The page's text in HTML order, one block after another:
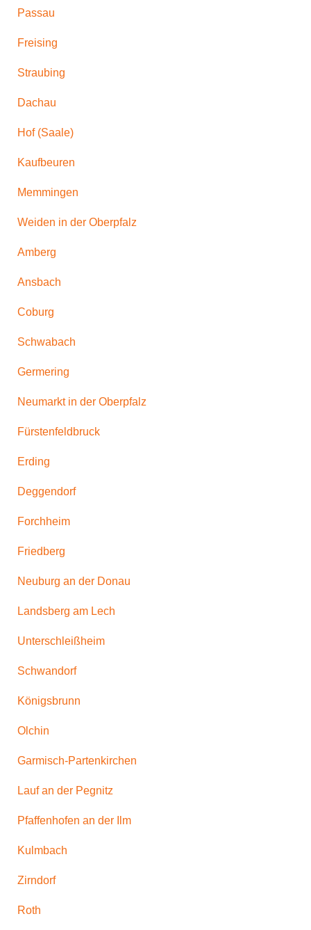
Passau
Freising
Straubing
Dachau
Hof (Saale)
Kaufbeuren
Memmingen
Weiden in der Oberpfalz
Amberg
Ansbach
Coburg
Schwabach
Germering
Neumarkt in der Oberpfalz
Fürstenfeldbruck
Erding
Deggendorf
Forchheim
Friedberg
Neuburg an der Donau
Landsberg am Lech
Unterschleißheim
Schwandorf
Königsbrunn
Olchin
Garmisch-Partenkirchen
Lauf an der Pegnitz
Pfaffenhofen an der Ilm
Kulmbach
Zirndorf
Roth